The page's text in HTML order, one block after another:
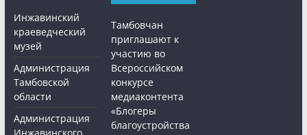
Инжавинский
краеведческий
музей
Администрация
Тамбовской
области
Администрация
Инжавинского
Тамбовчан
приглашают к
участию во
Всероссийском
конкурсе
медиаконтента
«Блогеры
благоустройства